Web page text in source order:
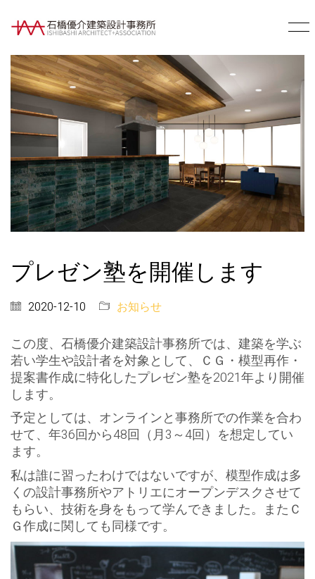
プレゼン塾を開催します
2020-12-10 お知らせ
この度、石橋優介建築設計事務所では、建築を学ぶ
若い学生や設計者を対象として、ＣＧ・模型再作・
提案書作成に特化したプレゼン塾を2021年より開催
します。
予定としては、オンラインと事務所での作業を合わ
せて、年36回から48回（月3～4回）を想定してい
ます。
私は誰に習ったわけではないですが、模型作成は多
くの設計事務所やアトリエにオープンデスクさせて
もらい、技術を身をもって学んできました。またＣ
Ｇ作成に関しても同様です。